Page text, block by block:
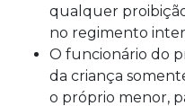
qualquer
no regimento
O funcionário do
da criança
o próprio menor,